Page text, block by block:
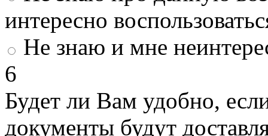
интересно
Не знаю и мне
6
Будет ли Вам удобно,
документы будут